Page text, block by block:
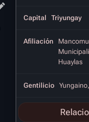
Capital Triyungay
Afiliación
Huaylas
Gentilicio